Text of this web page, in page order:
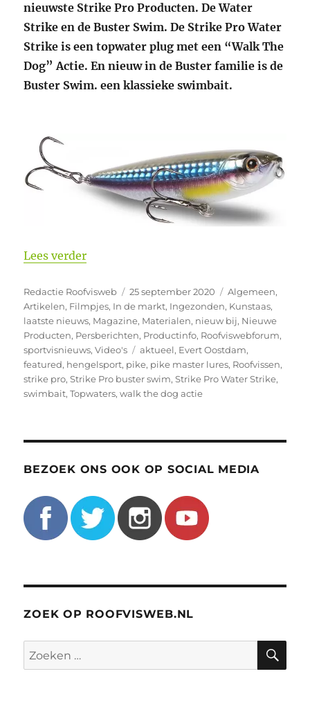
nieuwste Strike Pro Producten. De Water
Strike en de Buster Swim. De Strike Pro Water
Strike is een topwater plug met een “Walk The
Dog” Actie. En nieuw in de Buster familie is de
Buster Swim. een klassieke swimbait.
Lees verder“Nieuwtjes van Strike Pro bij Pike
Auteur
Redactie Roofvisweb
Geplaatst
op
25 september 2020 Categorieën
Algemeen,
Artikelen, Filmpjes, In de markt, Ingezonden, Kunstaas,
laatste nieuws, Magazine, Materialen, nieuw bij, Nieuwe
Producten, Persberichten, Productinfo, Roofviswebforum,
sportvisnieuws,Video's Tags
aktueel, Evert Oostdam,
featured, hengelsport, pike, pike master lures, Roofvissen,
strike pro,Strike Pro buster swim,Strike Pro Water Strike,
swimbait,Topwaters,walk the dog actie
BEZOEK ONS OOK OP SOCIAL MEDIA
ZOEK OP ROOFVISWEB.NL
Zoeken
naar: